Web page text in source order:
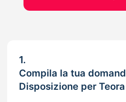
1.
Compila la tua
Disposizione per Teora